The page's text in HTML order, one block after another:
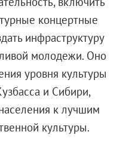
проекты
концертные
инфраструктуру
молодежи. Оно
уровня культуры
и Сибири,
к лучшим
культуры.